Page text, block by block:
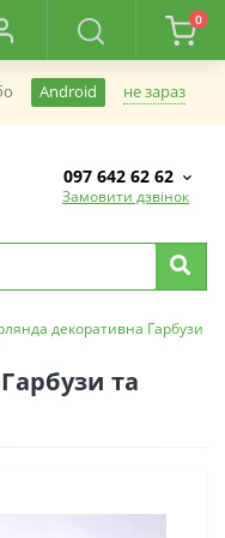
0
Android не зараз
097 642 62 62
Замовити дзвінок
декоративна Гарбузи
та